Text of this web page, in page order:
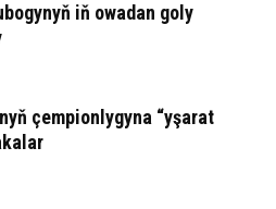
iň owadan goly
çempionlygyna “yşarat